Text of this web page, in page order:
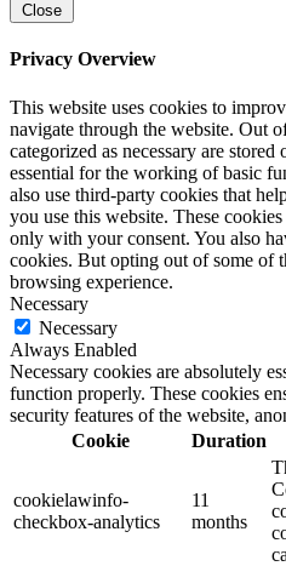
Close
Privacy Overview
This website uses cookies to
navigate through the website. Out
categorized as necessary are
essential for the working of basic
also use third-party cookies that
you use this website. These
only with your consent. You also
cookies. But opting out of some of
browsing experience.
Necessary
Necessary
Always Enabled
Necessary cookies are absolutely
function properly. These cookies
security features of the website,
Cookie
Duration
cookielawinfo-
checkbox-analytics
11
months